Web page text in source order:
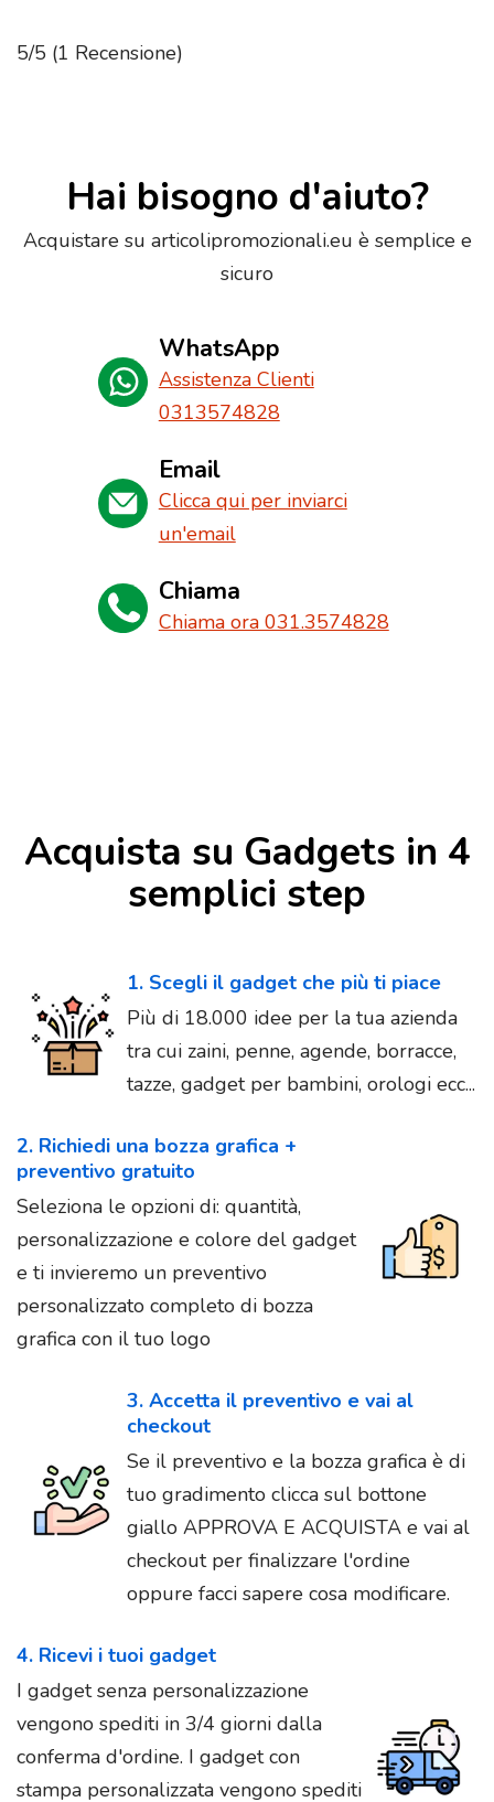
5/5 (1 Recensione)
Hai bisogno d'aiuto?
Acquistare su articolipromozionali.eu è semplice e
sicuro
WhatsApp
Assistenza Clienti
0313574828
Email
Clicca qui per inviarci
un'email
Chiama
Chiama ora 031.3574828
Acquista su Gadgets in 4
semplici step
1. Scegli il gadget che più ti piace
Più di 18.000 idee per la tua azienda
tra cui zaini, penne, agende, borracce,
tazze, gadget per bambini, orologi ecc...
2. Richiedi una bozza grafica +
preventivo gratuito
Seleziona le opzioni di: quantità,
personalizzazione e colore del gadget
e ti invieremo un preventivo
personalizzato completo di bozza
grafica con il tuo logo
3. Accetta il preventivo e vai al
checkout
Se il preventivo e la bozza grafica è di
tuo gradimento clicca sul bottone
giallo APPROVA E ACQUISTA e vai al
checkout per finalizzare l'ordine
oppure facci sapere cosa modificare.
4. Ricevi i tuoi gadget
I gadget senza personalizzazione
vengono spediti in 3/4 giorni dalla
conferma d'ordine. I gadget con
stampa personalizzata vengono spediti